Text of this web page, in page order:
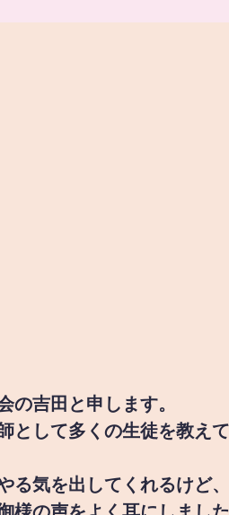
の吉田と申します。
として多くの生徒を教えて
る気を出してくれるけど